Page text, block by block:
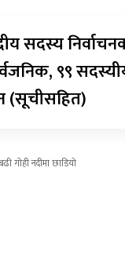
सदस्य
९९
(सूचीसहित)